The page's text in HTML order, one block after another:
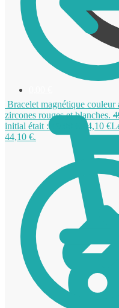
Bracelet magnétique couleur
zircones rouges et blanches.
initial était : 49,00 €.
44,10 €
44,10 €.